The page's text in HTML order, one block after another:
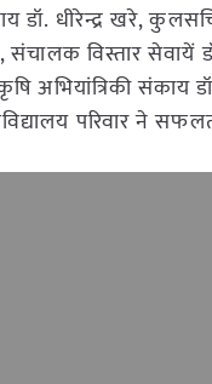
डॉ. धीरेन्द्र खरे,
विस्तार सेवायें
अभियांत्रिकी
परिवार ने